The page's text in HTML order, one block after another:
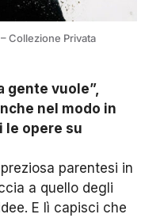
Collezione Privata
gente vuole”,
nel modo in
le opere su
parentesi in
a quello degli
E lì capisci che